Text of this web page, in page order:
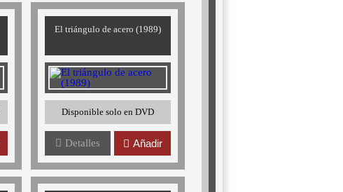
El triángulo de acero (1989)
Disponible solo en DVD
Detalles Añadir